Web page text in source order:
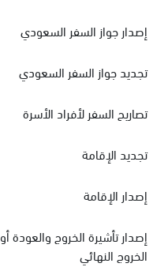
إصدار جواز السفر السعودي
تجديد جواز السفر السعودي
تصاريح السفر لأفراد الأسرة
تجديد الإقامة
إصدار الإقامة
إصدار تأشيرة الخروج والعودة أو
الخروج النهائي